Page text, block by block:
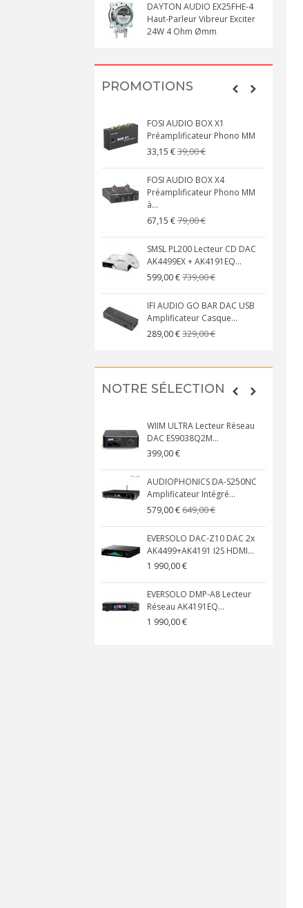
DAYTON AUDIO EX25FHE-4
Haut-Parleur Vibreur Exciter
24W 4 Ohm Ømm
PROMOTIONS
FOSI AUDIO BOX X1
Préamplificateur Phono MM
33,15 €39,00 €
FOSI AUDIO BOX X4
Préamplificateur Phono MM
à...
67,15 €79,00 €
SMSL PL200 Lecteur CD DAC
AK4499EX + AK4191EQ...
599,00 €739,00 €
IFI AUDIO GO BAR DAC USB
Amplificateur Casque...
289,00 €329,00 €
NOTRE SÉLECTION
WIIM ULTRA Lecteur Réseau
DAC ES9038Q2M...
399,00 €
AUDIOPHONICS DA-S250NC
Amplificateur Intégré...
579,00 €649,00 €
EVERSOLO DAC-Z10 DAC 2x
AK4499+AK4191 I2S HDMI...
1 990,00 €
EVERSOLO DMP-A8 Lecteur
Réseau AK4191EQ...
1 990,00 €